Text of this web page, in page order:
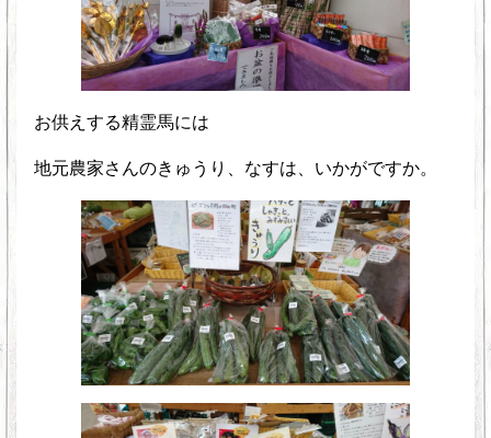
お供えする精霊馬には
地元農家さんのきゅうり、なすは、いかがですか。